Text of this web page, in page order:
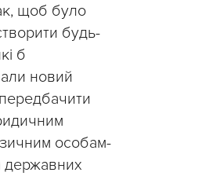
щоб було
будь-
б
новий
особам-
державних